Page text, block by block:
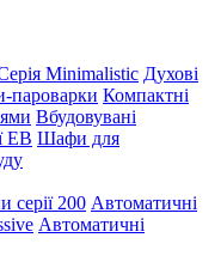
Minimalistic Духові
пароварки Компактні
Вбудовувані
EB Шафи для
серії 200 Автоматичні
Автоматичні